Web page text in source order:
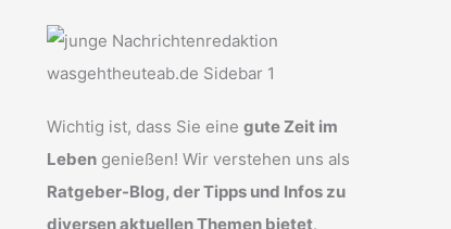
Wichtig ist, dass Sie eine gute Zeit im
Leben genießen! Wir verstehen uns als
Ratgeber-Blog, der Tipps und Infos zu
diversen aktuellen Themen bietet.